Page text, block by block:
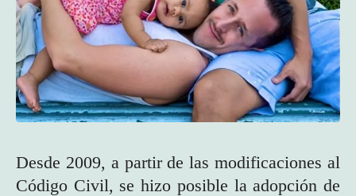
Desde 2009, a partir de las modificaciones al
Código Civil, se hizo posible la adopción de